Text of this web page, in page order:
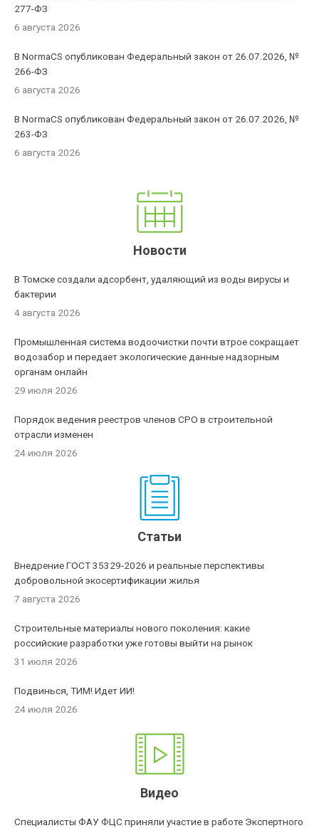
277-ФЗ
6 августа 2026
В NormaCS опубликован Федеральный закон от 26.07.2026, №
266-ФЗ
6 августа 2026
В NormaCS опубликован Федеральный закон от 26.07.2026, №
263-ФЗ
6 августа 2026
Новости
В Томске создали адсорбент, удаляющий из воды вирусы и
бактерии
4 августа 2026
Промышленная система водоочистки почти втрое сокращает
водозабор и передает экологические данные надзорным
органам онлайн
29 июля 2026
Порядок ведения реестров членов СРО в строительной
отрасли изменен
24 июля 2026
Статьи
Внедрение ГОСТ 35329-2026 и реальные перспективы
добровольной экосертификации жилья
7 августа 2026
Строительные материалы нового поколения: какие
российские разработки уже готовы выйти на рынок
31 июля 2026
Подвинься, ТИМ! Идет ИИ!
24 июля 2026
Видео
Специалисты ФАУ ФЦС приняли участие в работе Экспертного